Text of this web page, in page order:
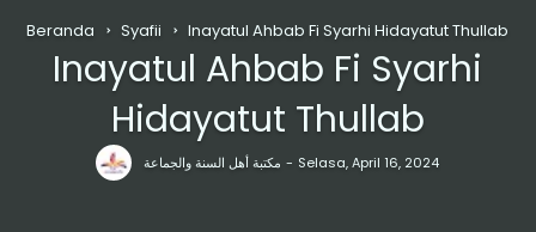
Beranda Syafii Inayatul Ahbab Fi Syarhi Hidayatut Thullab
مكتبة أهل السنة والجماعة Selasa, April 16, 2024
Inayatul Ahbab Fi Syarhi
Hidayatut Thullab